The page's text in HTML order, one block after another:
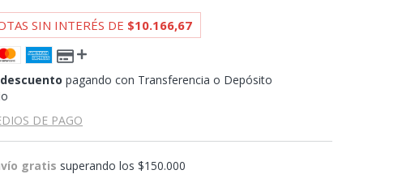
SIN INTERÉS DE $10.166,67
pagando con Transferencia o Depósito
DE PAGO
gratis superando los$150.000